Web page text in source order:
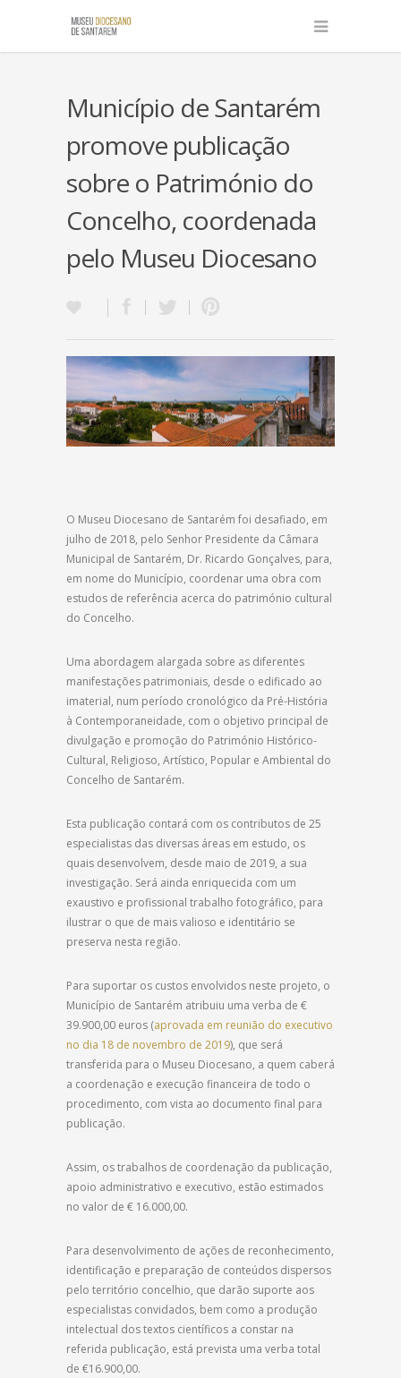
Município de Santarém
promove publicação
sobre o Património do
Concelho, coordenada
pelo Museu Diocesano
O Museu Diocesano de Santarém foi desafiado, em
julho de 2018, pelo Senhor Presidente da Câmara
Municipal de Santarém, Dr. Ricardo Gonçalves, para,
em nome do Município, coordenar uma obra com
estudos de referência acerca do património cultural
do Concelho.
Uma abordagem alargada sobre as diferentes
manifestações patrimoniais, desde o edificado ao
imaterial, num período cronológico da Pré-História
à Contemporaneidade, com o objetivo principal de
divulgação e promoção do Património Histórico-
Cultural, Religioso, Artístico, Popular e Ambiental do
Concelho de Santarém.
Esta publicação contará com os contributos de 25
especialistas das diversas áreas em estudo, os
quais desenvolvem, desde maio de 2019, a sua
investigação. Será ainda enriquecida com um
exaustivo e profissional trabalho fotográfico, para
ilustrar o que de mais valioso e identitário se
preserva nesta região.
Para suportar os custos envolvidos neste projeto, o
Município de Santarém atribuiu uma verba de €
39.900,00 euros (aprovada em reunião do executivo
no dia 18 de novembro de 2019), que será
transferida para o Museu Diocesano, a quem caberá
a coordenação e execução financeira de todo o
procedimento, com vista ao documento final para
publicação.
Assim, os trabalhos de coordenação da publicação,
apoio administrativo e executivo, estão estimados
no valor de € 16.000,00.
Para desenvolvimento de ações de reconhecimento,
identificação e preparação de conteúdos dispersos
pelo território concelhio, que darão suporte aos
especialistas convidados, bem como a produção
intelectual dos textos científicos a constar na
referida publicação, está prevista uma verba total
de €16.900,00.